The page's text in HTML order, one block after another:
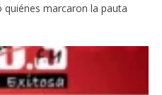
quiénes marcaron la pauta